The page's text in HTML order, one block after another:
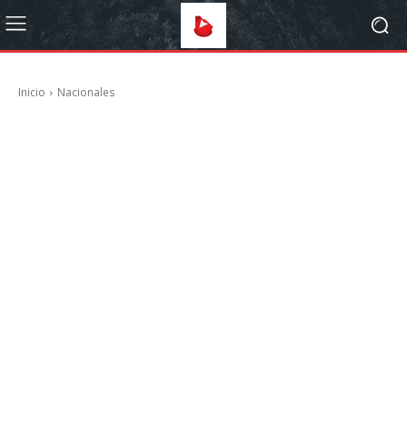
Inicio Nacionales